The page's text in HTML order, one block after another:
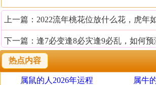
上一篇： 2022流年桃花位放什么花，虎年如
下一篇： 逢7必变逢8必灾逢9必乱，如何
热点内容
属鼠的人2026年运程
属牛